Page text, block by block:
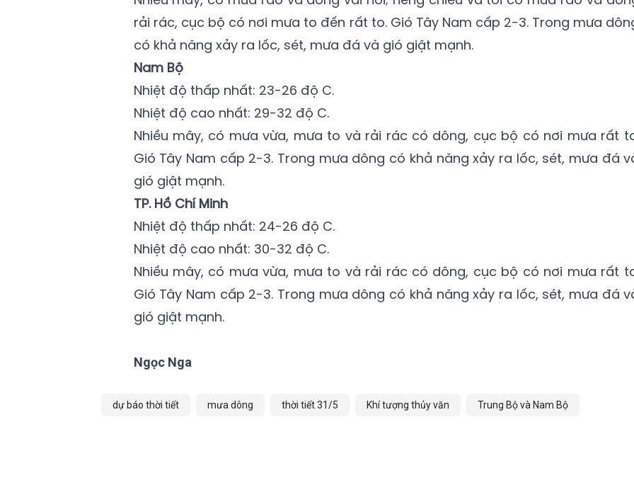
rải rác, cục bộ có nơi mưa to đến rất to. Gió Tây Nam cấp 2-3. Trong mưa
có khả năng xảy ra lốc, sét, mưa đá và gió giật mạnh.
Nam Bộ
Nhiệt độ thấp nhất: 23-26 độ C.
Nhiệt độ cao nhất: 29-32 độ C.
Nhiều mây, có mưa vừa, mưa to và rải rác có dông, cục bộ có nơi mưa rất
Gió Tây Nam cấp 2-3. Trong mưa dông có khả năng xảy ra lốc, sét, mưa đá
gió giật mạnh.
TP. Hồ Chí Minh
Nhiệt độ thấp nhất: 24-26 độ C.
Nhiệt độ cao nhất: 30-32 độ C.
Nhiều mây, có mưa vừa, mưa to và rải rác có dông, cục bộ có nơi mưa rất
Gió Tây Nam cấp 2-3. Trong mưa dông có khả năng xảy ra lốc, sét, mưa đá
gió giật mạnh.
Ngọc Nga
dự báo thời tiết mưa dông thời tiết 31/5 Khí tượng thủy văn Trung Bộ và Nam Bộ